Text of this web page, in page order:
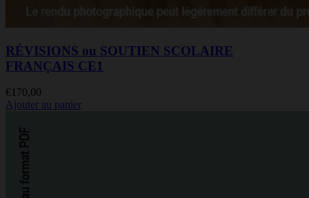
RÉVISIONS ou SOUTIEN SCOLAIRE
FRANÇAIS CE1
€ 170,00
Ajouter au panier